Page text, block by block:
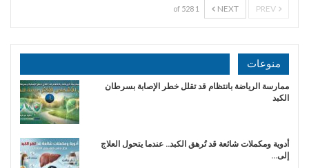
NEXT
1 of 528
منوعات
ممارسة الرياضة بانتظام قد تقلل خطر الإصابة بسرطان
الكبد
أدوية ومكملات شائعة قد تُرهق الكبد.. عندما يتحول العلاج
إلى…